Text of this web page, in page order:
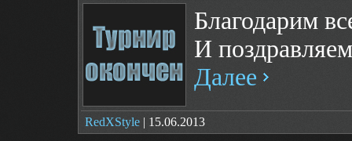
Благодарим
И
Далее
RedXStyle | 15.06.2013